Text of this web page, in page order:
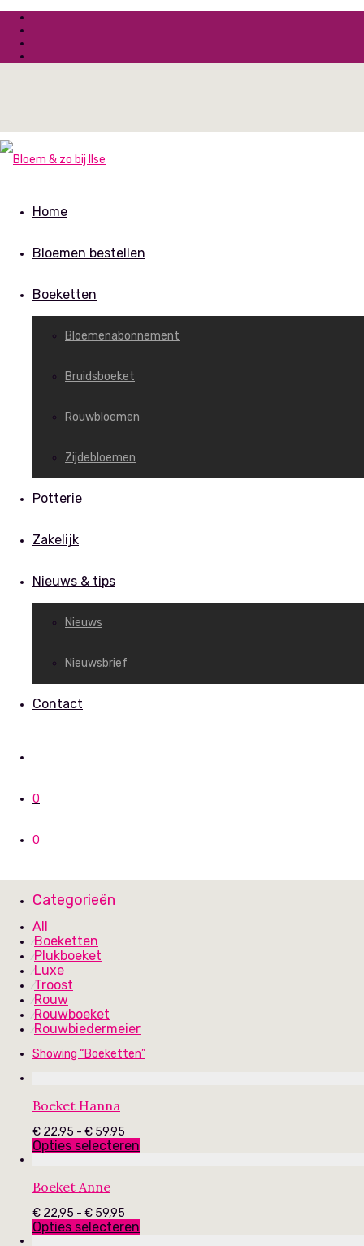
Home
Bloemen bestellen
Boeketten
Bloemenabonnement
Bruidsboeket
Rouwbloemen
Zijdebloemen
Potterie
Zakelijk
Nieuws & tips
Nieuws
Nieuwsbrief
Contact
0
0
Categorieën
All
⁄Boeketten
⁄Plukboeket
⁄Luxe
⁄Troost
⁄Rouw
⁄Rouwboeket
⁄Rouwbiedermeier
Showing “Boeketten”
Boeket Hanna
€ 22,95 - € 59,95
€ 22,95
tot
Opties selecteren
Boeket Anne
€ 22,95 - € 59,95
€ 22,95
tot
Opties selecteren